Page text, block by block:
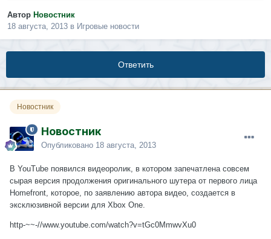
Автор Новостник
18 августа, 2013 в Игровые новости
Ответить
Новостник
Новостник
Опубликовано 18 августа, 2013
В YouTube появился видеоролик, в котором запечатлена совсем
сырая версия продолжения оригинального шутера от первого лица
Homefront, которое, по заявлению автора видео, создается в
эксклюзивной версии для Xbox One.
http-~~-//www.youtube.com/watch?v=tGc0MmwvXu0